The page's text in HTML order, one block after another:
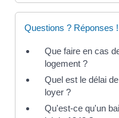
Questions ? Réponses !
Que faire en cas
logement ?
Quel est le délai
loyer ?
Qu'est-ce qu'un